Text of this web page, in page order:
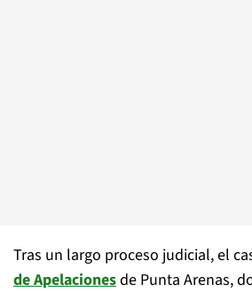
Tras un largo proceso judicial, el
de Apelacionesde Punta Arenas,